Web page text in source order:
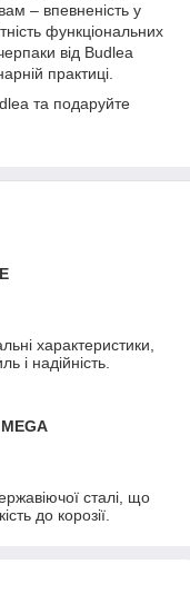
– впевненість у
функціональних
від Budlea
практиці.
та подаруйте
характеристики,
і надійність.
сталі, що
до корозії.